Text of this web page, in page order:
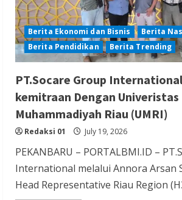
Berita Ekonomi dan Bisnis
Berita
Berita Pendidikan
Berita Trending
PT.Socare Group
kemitraan Dengan Univeristas
Muhammadiyah Riau (UMRI)
Redaksi 01 July 19, 2026
PEKANBARU – PORTALBMI.ID –
International melalui Annora Arsan
Head Representative Riau Region